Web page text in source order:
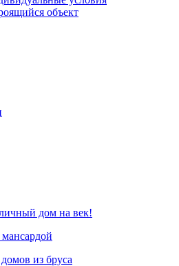
дом на век!
из бруса